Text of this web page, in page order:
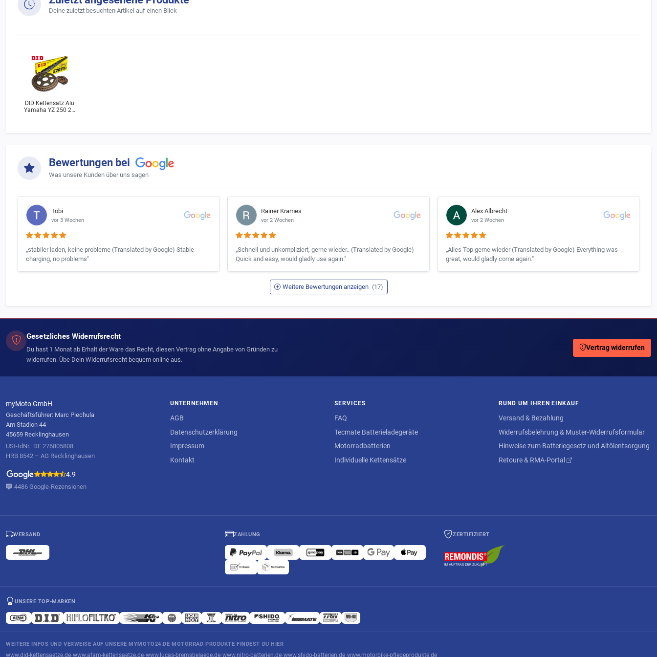
Deine zuletzt besuchten Artikel auf einen Blick
DID Kettensatz Alu
Yamaha YZ 250 2T
Bewertungen bei
Was unsere Kunden über uns sagen
Tobi
vor 3 Wochen
„stabiler laden, keine probleme (Translated by Google) Stable
charging, no problems"
Rainer Krames
vor 2 Wochen
„Schnell und unkompliziert, gerne wieder.. (Translated by Google)
Quick and easy, would gladly use again."
Alex Albrecht
vor 2 Wochen
„Alles Top gerne wieder (Translated by Google) Everything was
great, would gladly come again."
Weitere Bewertungen anzeigen (17)
Gesetzliches Widerrufsrecht
Du hast 1 Monat ab Erhalt der Ware das Recht, diesen Vertrag ohne Angabe von Gründen zu
widerrufen. Übe Dein Widerrufsrecht bequem online aus.
Vertrag widerrufen
myMoto GmbH
Geschäftsführer: Marc Piechula
Am Stadion 44
45659 Recklinghausen
USt-IdNr.: DE 276805808
HRB 8542 – AG Recklinghausen
4.9
4486 Google-Rezensionen
UNTERNEHMEN
AGB
Datenschutzerklärung
Impressum
Kontakt
SERVICES
FAQ
Tecmate Batterieladegeräte
Motorradbatterien
Individuelle Kettensätze
RUND UM IHREN EINKAUF
Versand & Bezahlung
Widerrufsbelehrung & Muster-Widerrufsformular
Hinweise zum Batteriegesetz und Altölentsorgung
Retoure & RMA-Portal
VERSAND ZAHLUNG ZERTIFIZIERT
UNSERE TOP-MARKEN
WEITERE INFOS UND VERWEISE AUF UNSERE MYMOTO24.DE MOTORRAD PRODUKTE FINDEST DU HIER
www.did-kettensaetze.de www.afam-kettensaetze.de www.lucas-bremsbelaege.de www.nitro-batterien.de www.shido-batterien.de www.motorbike-pflegeprodukte.de